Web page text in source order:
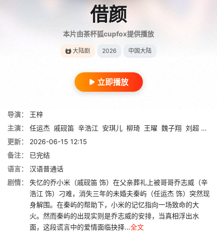
借颜
本片由茶杯狐cupfox提供播放
大陆剧 2026 中国大陆
立即播放
导演：
王梓
主演：
任运杰 戚砚笛 辛浩江 安琪儿 柳琦 王曜 魏子翔 刘超 Chao Liu
更新：
2026-06-15 12:15
备注：
已完结
语言：
汉语普通话
剧情：
失忆的乔小米（戚砚笛 饰）在父亲葬礼上被哥哥乔志威（辛
浩江 饰）刁难，消失三年的未婚夫秦屿（任运杰 饰）突然现
身解围。在秦屿的帮助下，小米的记忆指向一场致命的大
火。然而秦屿的出现实则是乔志威的安排，当真相浮出水
面，这段谎言中的爱情面临抉择...全文